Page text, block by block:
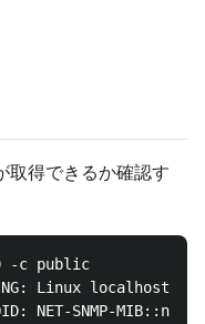
取得できるか確認す
-c public
Linux
NET-SNMP-